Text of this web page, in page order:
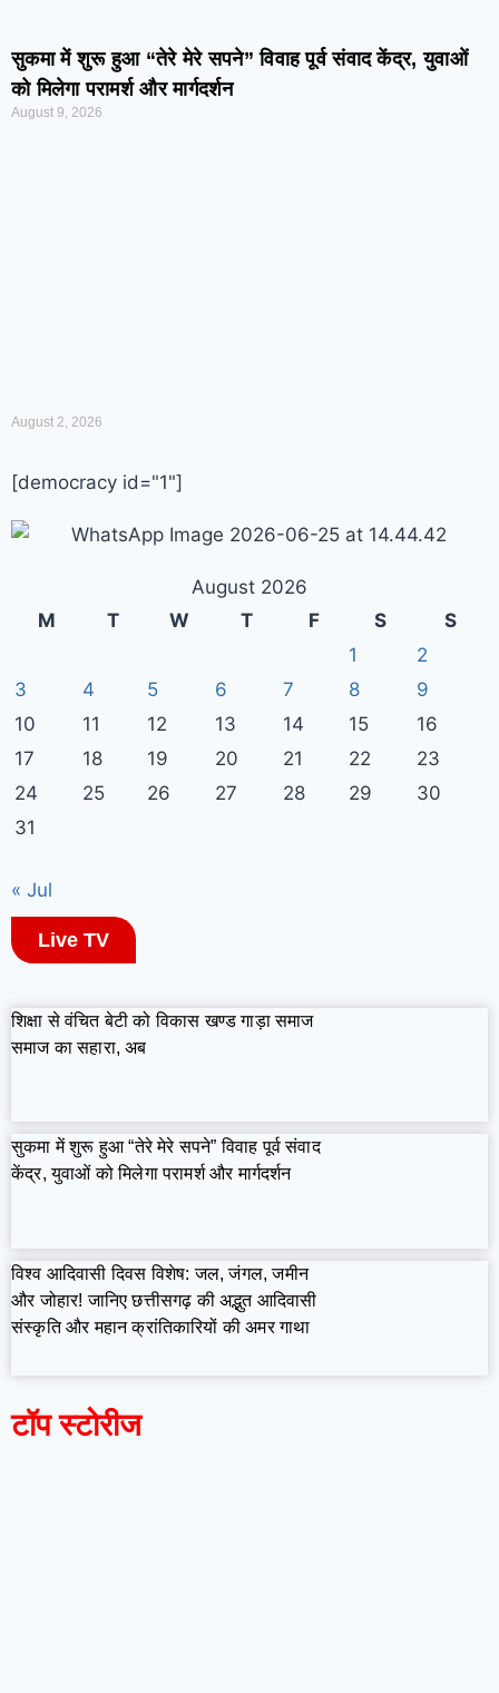
सुकमा में शुरू हुआ “तेरे मेरे सपने” विवाह पूर्व संवाद केंद्र, युवाओं
को मिलेगा परामर्श और मार्गदर्शन
August 9, 2026
August 2, 2026
[democracy id="1"]
August 2026
M
T W T F S
S
1
2
3
4 5 6 7 8
9
10
11 12 13 14 15
16
17
18 19 20 21 22
23
24
25 26 27 28 29
30
31
« Jul
Live TV
शिक्षा से वंचित बेटी को विकास खण्ड गाड़ा समाज
समाज का सहारा, अब
सुकमा में शुरू हुआ “तेरे मेरे सपने” विवाह पूर्व संवाद
केंद्र, युवाओं को मिलेगा परामर्श और मार्गदर्शन
विश्व आदिवासी दिवस विशेष: जल, जंगल, जमीन
और जोहार! जानिए छत्तीसगढ़ की अद्भुत आदिवासी
संस्कृति और महान क्रांतिकारियों की अमर गाथा
टॉप स्टोरीज